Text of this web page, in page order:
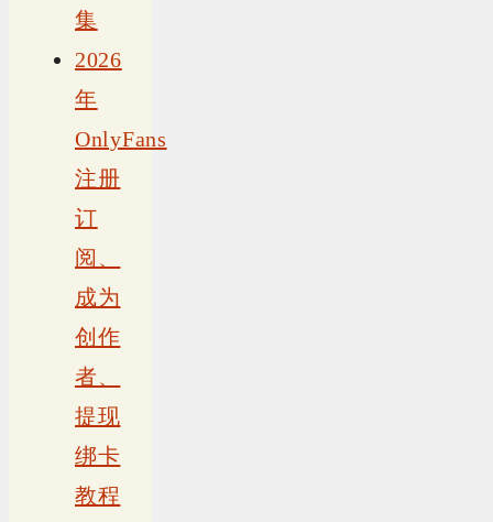
集
2026
年
OnlyFans
注册
订
阅、
成为
创作
者、
提现
绑卡
教程